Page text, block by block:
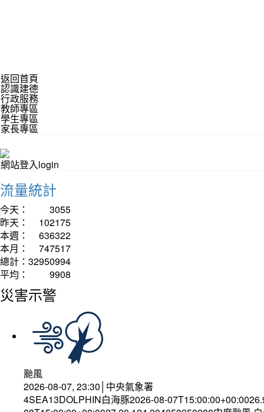
返回首頁
認識建德
行政服務
教師專區
學生專區
家長專區
網站登入login
流量統計
今天：
3055
昨天：
102175
本週：
636322
本月：
747517
總計： 32950994
平均：
9908
災害示警
颱風
2026-08-07, 23:30│中央氣象署
4SEA13DOLPHIN白海豚2026-08-